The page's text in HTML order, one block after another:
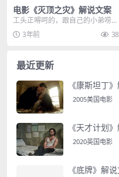
电影《灭顶之灾》解说文案
工头正嘚呵的，跟自己的小弟唠
嗑，突然身后就传来砰的一声巨
响，老黑寻声回头一瞅卧槽...
3年前
最近更新
《康斯坦丁
2005美国电影
《天才计划
2020英国电影
《底牌》解